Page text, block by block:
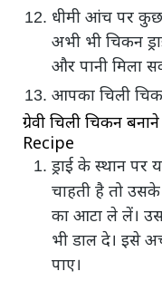
धीमी आंच पर कुछ देर चिकन को पकने दे। यदि आपको
अभी भी चिकन
और पानी मिला
आपका चिली
ग्रेवी चिली चिकन
Recipe
ड्राई के स्थान पर यदि आप ग्रेवी वाला चिली चिकन
चाहती है तो
का आटा ले लें।
भी डाल दे। इसे
पाए।